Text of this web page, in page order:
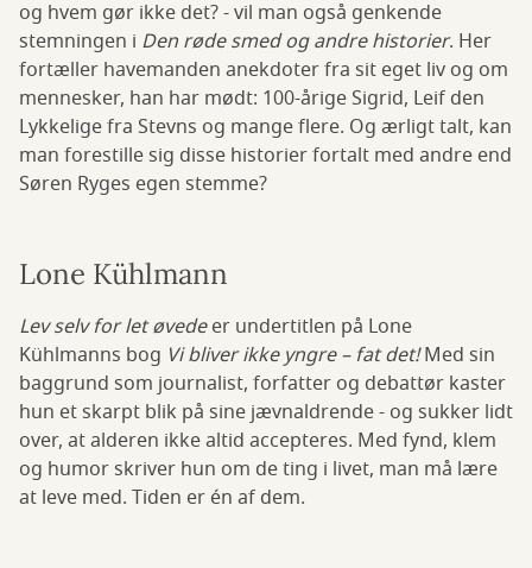
og hvem gør ikke det? - vil man også genkende
stemningen i Den røde smed og andre historier. Her
fortæller havemanden anekdoter fra sit eget liv og om
mennesker, han har mødt: 100-årige Sigrid, Leif den
Lykkelige fra Stevns og mange flere. Og ærligt talt, kan
man forestille sig disse historier fortalt med andre end
Søren Ryges egen stemme?
Lone Kühlmann
Lev selv for let øvedeer undertitlen på Lone
Kühlmanns bog Vi bliver ikke yngre – fat det!Med sin
baggrund som journalist, forfatter og debattør kaster
hun et skarpt blik på sine jævnaldrende - og sukker lidt
over, at alderen ikke altid accepteres. Med fynd, klem
og humor skriver hun om de ting i livet, man må lære
at leve med. Tiden er én af dem.